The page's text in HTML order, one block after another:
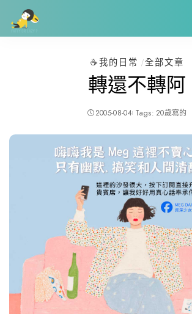
☕️我的日常 全部文章
轉還不轉阿
2005-08-04 Tags: 20歲寫的